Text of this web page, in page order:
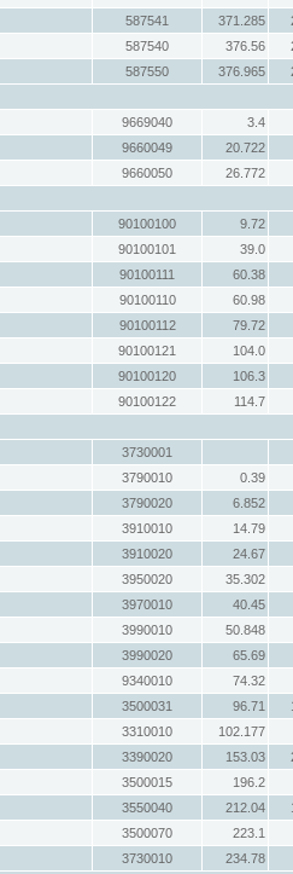
587541 371.285
587540 376.56
587550 376.965
9669040
3.4
9660049
20.722
9660050
26.772
90100100
9.72
90100101
39.0
90100111
60.38
90100110
60.98
90100112
79.72
90100121
104.0
90100120
106.3
90100122
114.7
3730001
3790010
0.39
3790020
6.852
3910010
14.79
3910020
24.67
3950020
35.302
3970010
40.45
3990010
50.848
3990020
65.69
9340010
74.32
3500031 96.71
3310010
102.177
3390020 153.03
3500015
196.2
3550040 212.04
3500070
223.1
3730010
234.78